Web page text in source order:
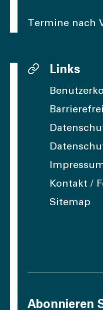
Termine nach
Links
Kontakt /
Sitemap
Abonnieren